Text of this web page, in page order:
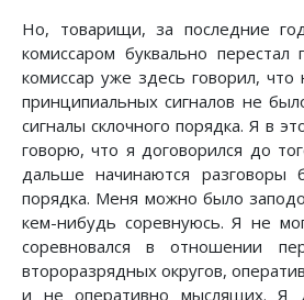
Но, товарищи, за последние
комиссаром буквально
комиссар уже здесь говорил, что
принципиальных сигналов не
сигналы склочного порядка. Я в
говорю, что я договорился до
дальше начинаются разговоры
порядка. Меня можно было
кем-нибудь соревнуюсь. Я не
соревновался в отношении
второразрядных округов,
и не оперативно мыслящих. Я